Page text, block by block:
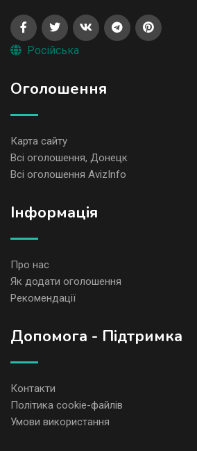
Російська
Оголошення
Карта сайту
Всі оголошення, Донецк
Всі оголошення AvizInfo
Iнформація
Про нас
Як додати оголошення
Рекомендації
Допомога - Підтримка
Контакти
Політика cookie-файлів
Умови використання